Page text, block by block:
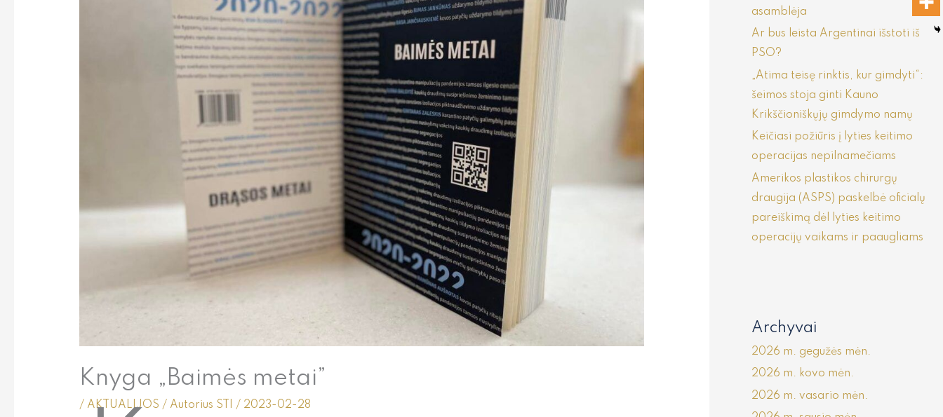
Knyga „Baimės metai”
/ AKTUALIJOS / Autorius STI / 2023-02-28
asamblėja
Ar bus leista Argentinai išstoti iš
PSO?
„Atima teisę rinktis, kur gimdyti“:
šeimos stoja ginti Kauno
Krikščioniškųjų gimdymo namų
Keičiasi požiūris į lyties keitimo
operacijas nepilnamečiams
Amerikos plastikos chirurgų
draugija (ASPS) paskelbė oficialų
pareiškimą dėl lyties keitimo
operacijų vaikams ir paaugliams
Archyvai
2026 m. gegužės mėn.
2026 m. kovo mėn.
2026 m. vasario mėn.